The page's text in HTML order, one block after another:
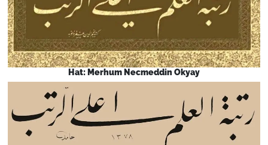
Hat: Merhum Necmeddin Okyay